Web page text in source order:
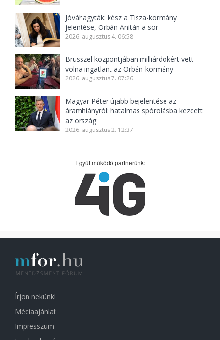
Jóváhagyták: kész a Tisza-kormány
jelentése, Orbán Anitán a sor
2026. augusztus 4. 06:58
Brüsszel központjában milliárdokért vett
volna ingatlant az Orbán-kormány
2026. augusztus 7. 07:26
Magyar Péter újabb bejelentése az
áramhiányról: hatalmas spórolásba kezdett
az ország
2026. augusztus 2. 12:37
Együttműködő partnerünk:
Írjon nekünk!
Médiaajánlat
Impresszum